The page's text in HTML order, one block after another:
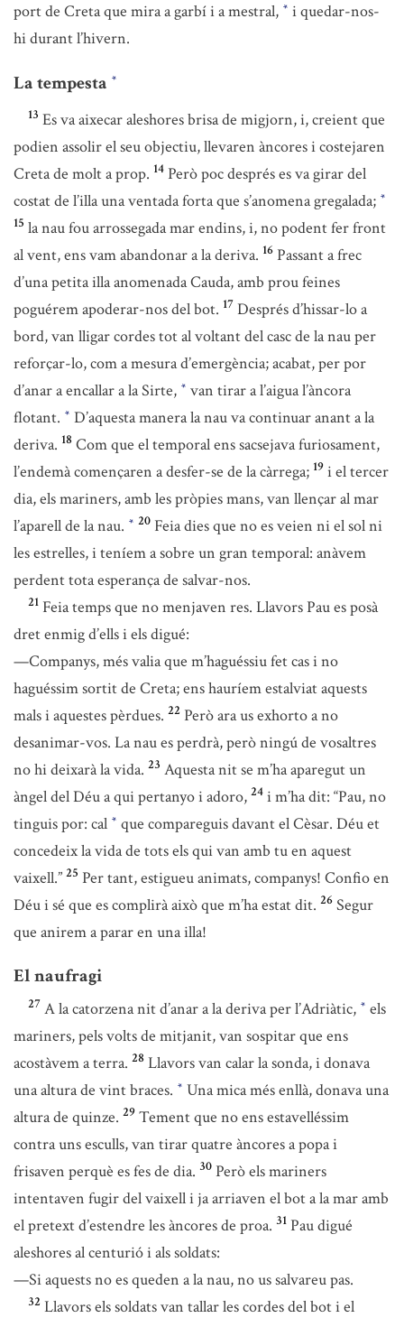
port de Creta que mira a garbí i a mestral, * i quedar-nos-
hi durant l’hivern.
La tempesta *
13 Es va aixecar aleshores brisa de migjorn, i, creient que
podien assolir el seu objectiu, llevaren àncores i costejaren
Creta de molt a prop. 14 Però poc després es va girar del
costat de l’illa una ventada forta que s’anomena gregalada; *
15 la nau fou arrossegada mar endins, i, no podent fer front
al vent, ens vam abandonar a la deriva. 16 Passant a frec
d’una petita illa anomenada Cauda, amb prou feines
poguérem apoderar-nos del bot. 17 Després d’hissar-lo a
bord, van lligar cordes tot al voltant del casc de la nau per
reforçar-lo, com a mesura d’emergència; acabat, per por
d’anar a encallar a la Sirte, * van tirar a l’aigua l’àncora
flotant. * D’aquesta manera la nau va continuar anant a la
deriva. 18 Com que el temporal ens sacsejava furiosament,
l’endemà començaren a desfer-se de la càrrega; 19 i el tercer
dia, els mariners, amb les pròpies mans, van llençar al mar
l’aparell de la nau. * 20 Feia dies que no es veien ni el sol ni
les estrelles, i teníem a sobre un gran temporal: anàvem
perdent tota esperança de salvar-nos.
21 Feia temps que no menjaven res. Llavors Pau es posà
dret enmig d’ells i els digué:
—Companys, més valia que m’haguéssiu fet cas i no
haguéssim sortit de Creta; ens hauríem estalviat aquests
mals i aquestes pèrdues. 22 Però ara us exhorto a no
desanimar-vos. La nau es perdrà, però ningú de vosaltres
no hi deixarà la vida. 23 Aquesta nit se m’ha aparegut un
àngel del Déu a qui pertanyo i adoro, 24 i m’ha dit: “Pau, no
tinguis por: cal * que compareguis davant el Cèsar. Déu et
concedeix la vida de tots els qui van amb tu en aquest
vaixell.” 25 Per tant, estigueu animats, companys! Confio en
Déu i sé que es complirà això que m’ha estat dit. 26 Segur
que anirem a parar en una illa!
El naufragi
27 A la catorzena nit d’anar a la deriva per l’Adriàtic, * els
mariners, pels volts de mitjanit, van sospitar que ens
acostàvem a terra. 28 Llavors van calar la sonda, i donava
una altura de vint braces. * Una mica més enllà, donava una
altura de quinze. 29 Tement que no ens estavelléssim
contra uns esculls, van tirar quatre àncores a popa i
frisaven perquè es fes de dia. 30 Però els mariners
intentaven fugir del vaixell i ja arriaven el bot a la mar amb
el pretext d’estendre les àncores de proa. 31 Pau digué
aleshores al centurió i als soldats:
—Si aquests no es queden a la nau, no us salvareu pas.
32 Llavors els soldats van tallar les cordes del bot i el